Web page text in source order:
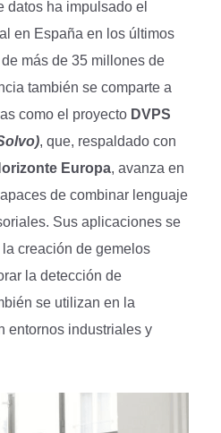
datos ha impulsado el
en España en los últimos
más de 35 millones de
también se comparte a
como el proyecto DVPS
, que, respaldado con
Europa, avanza en
de combinar lenguaje
Sus aplicaciones se
creación de gemelos
la detección de
se utilizan en la
entornos industriales y